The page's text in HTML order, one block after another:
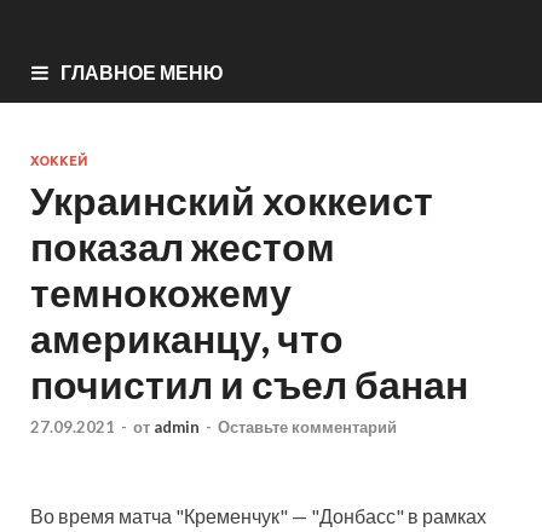
ГЛАВНОЕ МЕНЮ
ХОККЕЙ
Украинский хоккеист
показал жестом
темнокожему
американцу, что
почистил и съел банан
27.09.2021 - от admin - Оставьте комментарий
Во время матча "Кременчук" — "Донбасс" в рамках